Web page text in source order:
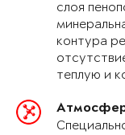
слоя
контура
теплую и